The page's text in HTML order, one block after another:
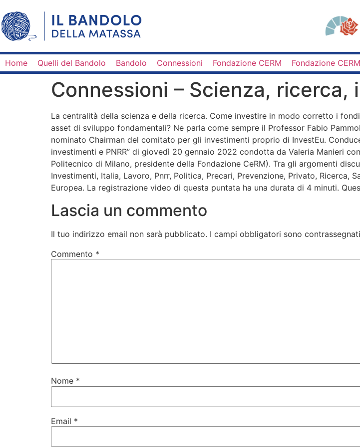
Home Quelli del Bandolo Bandolo Connessioni Fondazione CERM Fondazione
Connessioni – Scienza, ricerca,
La centralità della scienza e della ricerca. Come investire in modo corretto i
asset di sviluppo fondamentali? Ne parla come sempre il Professor Fabio
nominato Chairman del comitato per gli investimenti proprio di InvestEu.
investimenti e PNRR” di giovedì 20 gennaio 2022 condotta da Valeria Manieri
Politecnico di Milano, presidente della Fondazione CeRM). Tra gli argomenti
Investimenti, Italia, Lavoro, Pnrr, Politica, Precari, Prevenzione, Privato, Ricerca,
Europea. La registrazione video di questa puntata ha una durata di 4 minuti.
Lascia un commento
Il tuo indirizzo email non sarà pubblicato. I campi obbligatori sono contrassegnati
Commento *
Nome *
Email *